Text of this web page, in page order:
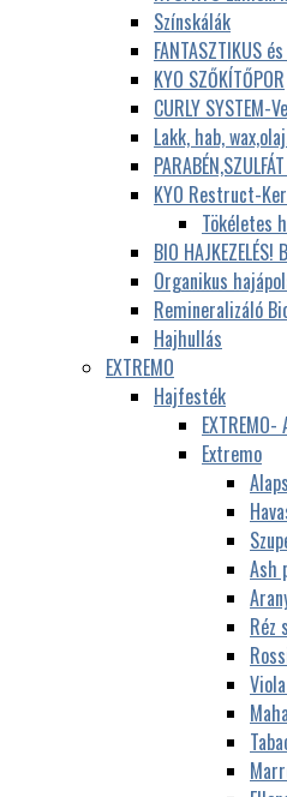
Színskálák
FANTASZTIKUS
KYO SZŐKÍTŐPOR
CURLY
Lakk, hab,
KYO Restruct-
Tökéletes
BIO
Organikus
Remineralizáló
Hajhullás
EXTREMO
Hajfesték
EXTREMO-
Extremo
Ash
Réz